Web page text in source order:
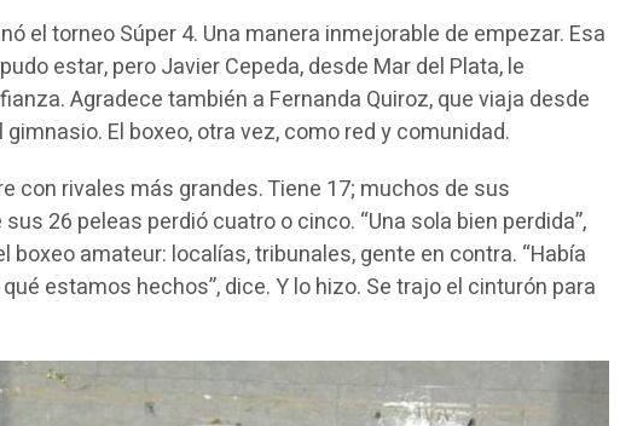
el torneo Súper 4. Una manera inmejorable de empezar. Esa
estar, pero Javier Cepeda, desde Mar del Plata, le
Agradece también a Fernanda Quiroz, que viaja desde
El boxeo, otra vez, como red y comunidad.
con rivales más grandes. Tiene 17; muchos de sus
26 peleas perdió cuatro o cinco. “Una sola bien perdida”,
boxeo amateur: localías, tribunales, gente en contra. “Había
estamos hechos”, dice. Y lo hizo. Se trajo el cinturón para